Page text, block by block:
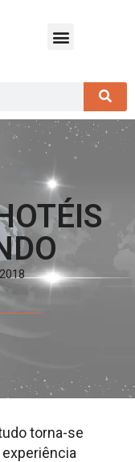
torna-se